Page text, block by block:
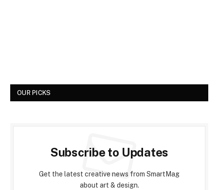
OUR PICKS
Subscribe to Updates
Get the latest creative news from SmartMag
about art & design.